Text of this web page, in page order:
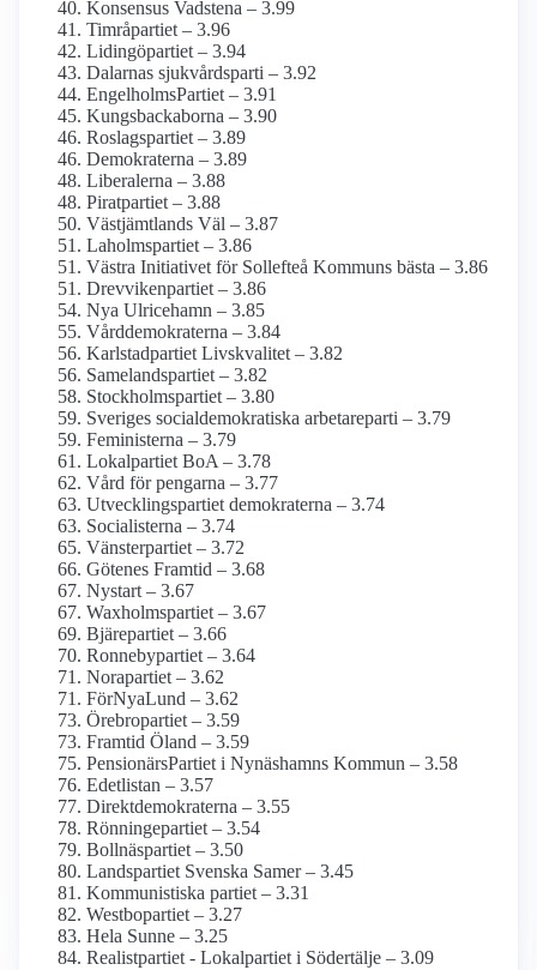
Konsensus Vadstena – 3.99
Timråpartiet – 3.96
Lidingöpartiet – 3.94
Dalarnas sjukvårdsparti – 3.92
EngelholmsPartiet – 3.91
Kungsbackaborna – 3.90
Roslagspartiet – 3.89
Demokraterna – 3.89
Liberalerna – 3.88
Piratpartiet – 3.88
Västjämtlands Väl – 3.87
Laholmspartiet – 3.86
Västra Initiativet för Sollefteå Kommuns bästa – 3.86
Drevvikenpartiet – 3.86
Nya Ulricehamn – 3.85
Vårddemokraterna – 3.84
Karlstadpartiet Livskvalitet – 3.82
Samelandspartiet – 3.82
Stockholmspartiet – 3.80
Sveriges social­demokratiska arbetareparti – 3.79
Feministerna – 3.79
Lokalpartiet BoA – 3.78
Vård för pengarna – 3.77
Utvecklingspartiet demokraterna – 3.74
Socialisterna – 3.74
Vänsterpartiet – 3.72
Götenes Framtid – 3.68
Nystart – 3.67
Waxholmspartiet – 3.67
Bjärepartiet – 3.66
Ronnebypartiet – 3.64
Norapartiet – 3.62
FörNyaLund – 3.62
Örebropartiet – 3.59
Framtid Öland – 3.59
PensionärsPartiet i Nynäshamns Kommun – 3.58
Edetlistan – 3.57
Direktdemokraterna – 3.55
Rönningepartiet – 3.54
Bollnäspartiet – 3.50
Landspartiet Svenska Samer – 3.45
Kommunistiska partiet – 3.31
Westbopartiet – 3.27
Hela Sunne – 3.25
Realistpartiet - Lokalpartiet i Södertälje – 3.09